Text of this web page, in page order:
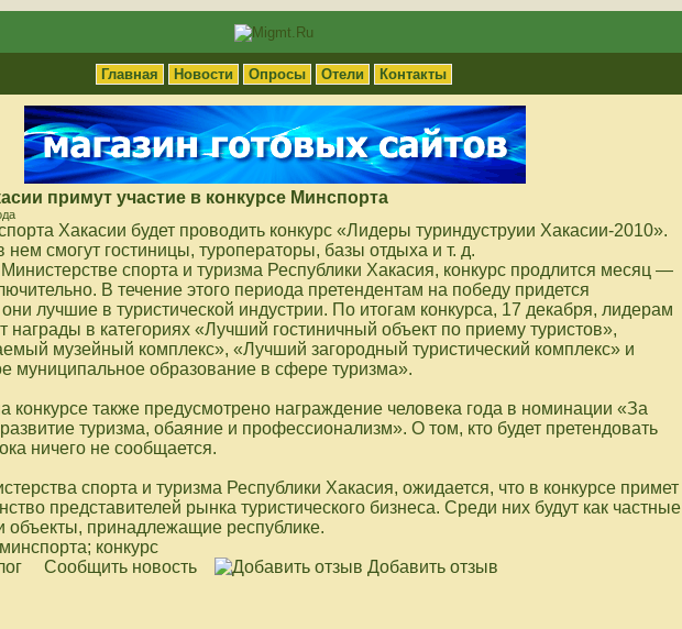
Главная Новости Опросы Отели Контакты
примут участие в конкурсе Минспорта
Хакасии будет проводить конкурс «Лидеры туриндуструии Хакасии-2010».
нем смогут гостиницы, туроператоры, базы отдыха и т. д.
спорта и туризма Республики Хакасия, конкурс продлится месяц —
В течение этого периода претендентам на победу придется
они лучшие в туристической индустрии. По итогам конкурса, 17 декабря, лидерам
награды в категориях «Лучший гостиничный объект по приему туристов»,
музейный комплекс», «Лучший загородный туристический комплекс» и
муниципальное образование в сфере туризма».
конкурсе также предусмотрено награждение человека года в номинации «За
туризма, обаяние и профессионализм». О том, кто будет претендовать
ничего не сообщается.
спорта и туризма Республики Хакасия, ожидается, что в конкурсе примет
представителей рынка туристического бизнеса. Среди них будут как частные
объекты, принадлежащие республике.
конкурс
Сообщить новость Добавить отзыв